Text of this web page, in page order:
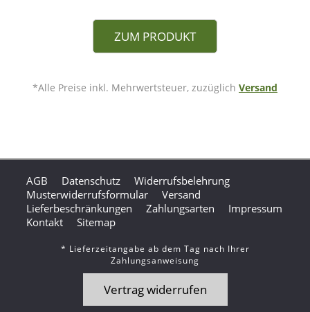
ZUM PRODUKT
*Alle Preise inkl. Mehrwertsteuer, zuzüglich Versand
AGB Datenschutz
Widerrufsbelehrung
Musterwiderrufsformular
Versand
Lieferbeschränkungen
Zahlungsarten
Impressum
Kontakt
Sitemap
* Lieferzeitangabe ab dem Tag nach Ihrer
Zahlungsanweisung
Vertrag widerrufen